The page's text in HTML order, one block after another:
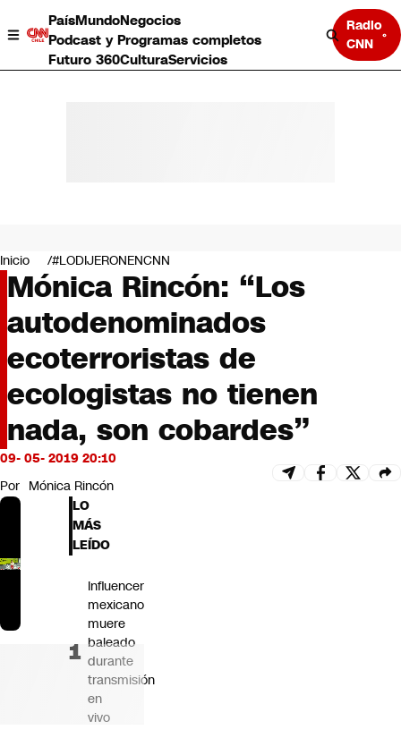
PaísMundoNegocios
Podcast y Programas completos
Futuro 360CulturaServicios
Radio
CNN
Negocios
Deportes
Programas completos
Cultura
Servicios
Bits
CNN tiempo
Futuro 360
Opinión
Inicio #LODIJERONENCNN
Mónica Rincón: “Los
autodenominados
ecoterroristas de
ecologistas no tienen
nada, son cobardes”
09- 05- 2019 20:10
Por Mónica Rincón
LO
MÁS
LEÍDO
Influencer
mexicano
muere
baleado
durante
transmisión
en
vivo